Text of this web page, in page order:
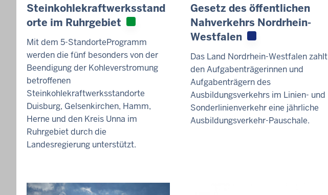
Steinkohlekraftwerksstand
orte im Ruhrgebiet
Mit dem 5-StandorteProgramm
werden die fünf besonders von der
Beendigung der Kohleverstromung
betroffenen
Steinkohlekraftwerksstandorte
Duisburg, Gelsenkirchen, Hamm,
Herne und den Kreis Unna im
Ruhrgebiet durch die
Landesregierung unterstützt.
Gesetz des öffentlichen
Nahverkehrs Nordrhein-
Westfalen
Das Land Nordrhein-Westfalen zahlt
den Aufgabenträgerinnen und
Aufgabenträgern des
Ausbildungsverkehrs im Linien- und
Sonderlinienverkehr eine jährliche
Ausbildungsverkehr-Pauschale.